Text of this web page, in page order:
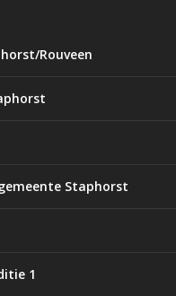
Rouveen
Staphorst
1